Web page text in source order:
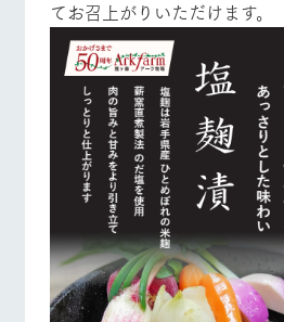
お客様へ
お問い合
わせ・資
料請求
周遊バス
牧場内を巡る周
遊バスのご案内
個人情報取扱いについて
営業時間・料金
よくあるご質問
ペットをお連れの
お客様へ
てお召上がりいただけます。